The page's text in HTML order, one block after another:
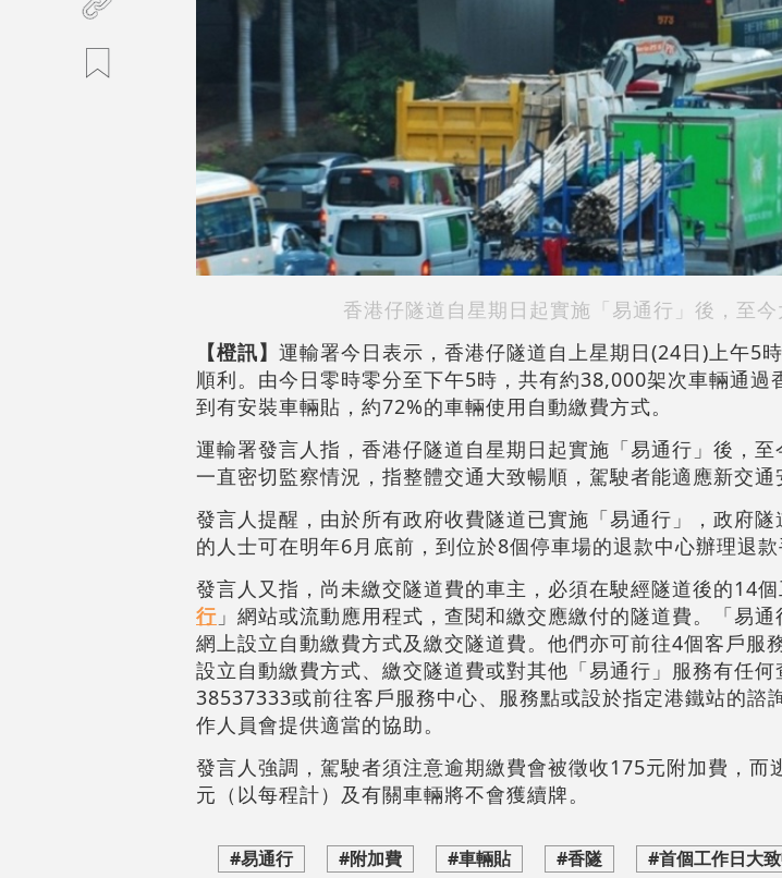
香港仔隧道自星期日起實施「易通行」後，至
【橙訊】 運輸署今日表示，香港仔隧道自上星期日(24日)上午5
順利。由今日零時零分至下午5時，共有約38,000架次車輛通過
到有安裝車輛貼，約72%的車輛使用自動繳費方式。
運輸署發言人指，香港仔隧道自星期日起實施「易通行」後，
一直密切監察情況，指整體交通大致暢順，駕駛者能適應新交通
發言人提醒，由於所有政府收費隧道已實施「易通行」，政府
的人士可在明年6月底前，到位於8個停車場的退款中心辦理退款
發言人又指，尚未繳交隧道費的車主，必須在駛經隧道後的14
行 」網站或流動應用程式，查閱和繳交應繳付的隧道費。「易
網上設立自動繳費方式及繳交隧道費。他們亦可前往4個客戶服
設立自動繳費方式、繳交隧道費或對其他「易通行」服務有任
38537333或前往客戶服務中心、服務點或設於指定港鐵站的諮
作人員會提供適當的協助。
發言人強調，駕駛者須注意逾期繳費會被徵收175元附加費，
元（以每程計）及有關車輛將不會獲續牌。
#易通行 #附加費 #車輛貼 #香隧 #首個工作日大